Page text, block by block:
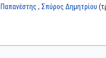
, Σπύρος Δημητρίου